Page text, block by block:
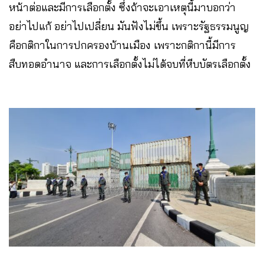
หน้าต่อและมีการเลือกตั้ง ซึ่งถ้าจะเอาเหตุนี้มาบอกว่า
อย่าไปแก้ อย่าไปเปลี่ยน มันฟังไม่ขึ้น เพราะรัฐธรรมนูญ
คือกติกาในการปกครองบ้านเมือง เพราะกติกานี้มีการ
สืบทอดอำนาจ และการเลือกตั้งไม่ได้จบที่หีบบัตรเลือกตั้ง